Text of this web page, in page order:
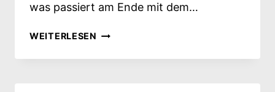
was passiert am Ende mit dem…
WEITERLESEN BUKG-
BEI